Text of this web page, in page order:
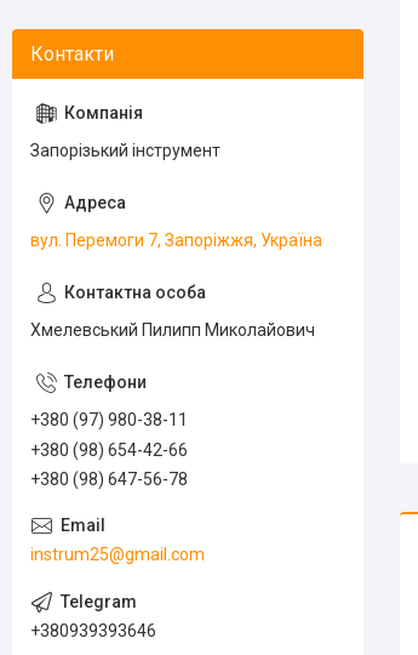
Запорізький інструмент
вул. Перемоги 7, Запоріжжя, Україна
Хмелевський Пилипп Миколайович
+380 (97) 980-38-11
+380 (98) 654-42-66
+380 (98) 647-56-78
instrum25@gmail.com
+380939393646